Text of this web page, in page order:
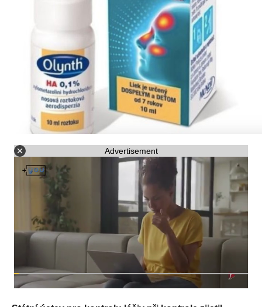
Advertisement